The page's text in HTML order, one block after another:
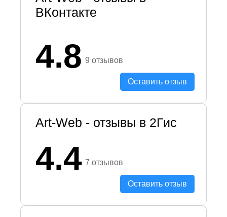
ВКонтакте
4.8 9 отзывов
Оставить отзыв
Art-Web - отзывы в 2Гис
4.4 7 отзывов
Оставить отзыв